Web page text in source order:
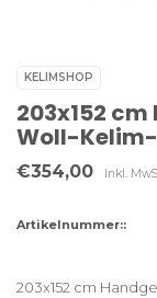
KELIMSHOP
203x152
Woll-
€354,00 Inkl.
Artikelnummer::
203x152 cm